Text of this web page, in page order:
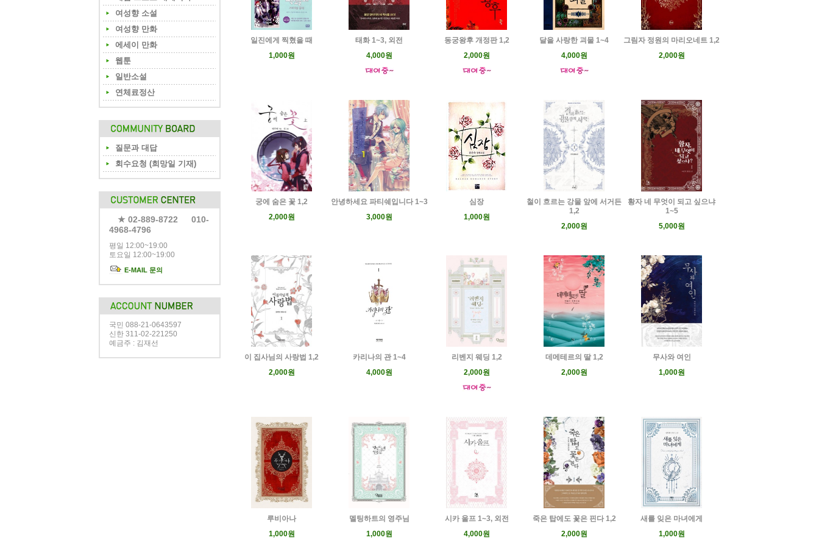
여성향 소설
여성향 만화
에세이 만화
웹툰
일반소설
연체료정산
질문과 대답
회수요청 (희망일 기재)
★ 02-889-8722 010-
4968-4796
평일 12:00~19:00
토요일 12:00~19:00
E-MAIL 문의
국민 088-21-0643597
신한 311-02-221250
예금주 : 김재선
일진에게 찍혔을 때
1,000원
태화 1~3, 외전
4,000원
동궁왕후 개정판 1,2
2,000원
달을 사랑한 괴물 1~4
4,000원
그림자 정원의 마리오네트 1,2
2,000원
궁에 숨은 꽃 1,2
2,000원
안녕하세요 파티쉐입니다 1~3
3,000원
심장
1,000원
철이 흐르는 강물 앞에 서거든
1,2
2,000원
황자 네 무엇이 되고 싶으냐
1~5
5,000원
이 집사님의 사랑법 1,2
2,000원
카리나의 관 1~4
4,000원
리벤지 웨딩 1,2
2,000원
데메테르의 딸 1,2
2,000원
무사와 여인
1,000원
루비아나
1,000원
멜팅하트의 영주님
1,000원
시카 울프 1~3, 외전
4,000원
죽은 탑에도 꽃은 핀다 1,2
2,000원
새를 잊은 마녀에게
1,000원